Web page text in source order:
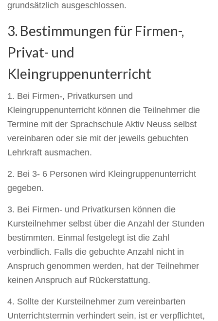
grundsätzlich ausgeschlossen.
3. Bestimmungen für Firmen-,
Privat- und
Kleingruppenunterricht
1. Bei Firmen-, Privatkursen und
Kleingruppenunterricht können die Teilnehmer die
Termine mit der Sprachschule Aktiv Neuss selbst
vereinbaren oder sie mit der jeweils gebuchten
Lehrkraft ausmachen.
2. Bei 3- 6 Personen wird Kleingruppenunterricht
gegeben.
3. Bei Firmen- und Privatkursen können die
Kursteilnehmer selbst über die Anzahl der Stunden
bestimmten. Einmal festgelegt ist die Zahl
verbindlich. Falls die gebuchte Anzahl nicht in
Anspruch genommen werden, hat der Teilnehmer
keinen Anspruch auf Rückerstattung.
4. Sollte der Kursteilnehmer zum vereinbarten
Unterrichtstermin verhindert sein, ist er verpflichtet,